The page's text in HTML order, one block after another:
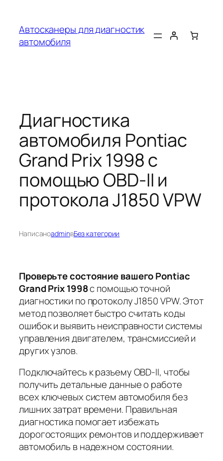
содержимому
Автосканеры для диагностик
автомобиля
Диагностика
автомобиля Pontiac
Grand Prix 1998 с
помощью OBD-II и
протокола J1850 VPW
НаписаноadminвБез категории
Проверьте состояние вашего Pontiac
Grand Prix 1998с помощью точной
диагностики по протоколу J1850 VPW. Этот
метод позволяет быстро считать коды
ошибок и выявить неисправности системы
управления двигателем, трансмиссией и
других узлов.
Подключайтесь к разъему OBD-II, чтобы
получить детальные данные о работе
всех ключевых систем автомобиля без
лишних затрат времени. Правильная
диагностика помогает избежать
дорогостоящих ремонтов и поддерживает
автомобиль в надежном состоянии.